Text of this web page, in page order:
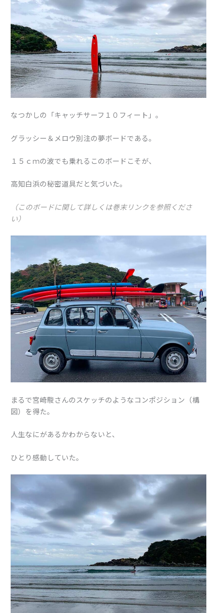
なつかしの「キャッチサーフ１０フィート」。
グラッシー＆メロウ別注の夢ボードである。
１５ｃｍの波でも乗れるこのボードこそが、
高知白浜の秘密道具だと気づいた。
（このボードに関して詳しくは巻末リンクを参照くださ
い）
まるで宮崎駿さんのスケッチのようなコンポジション（構
図）を得た。
人生なにがあるかわからないと、
ひとり感動していた。